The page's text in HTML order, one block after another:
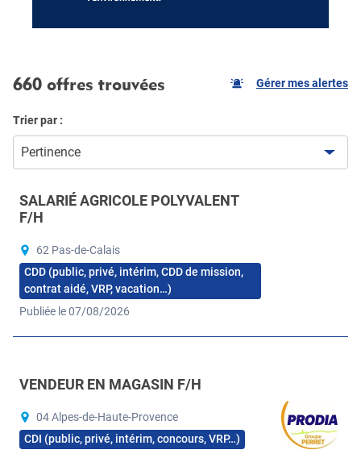
660 offres trouvées Gérer mes alertes
Trier par :
Pertinence
SALARIÉ AGRICOLE POLYVALENT
F/H
62 Pas-de-Calais
CDD (public, privé, intérim, CDD de mission,
contrat aidé, VRP, vacation…)
Publiée le 07/08/2026
VENDEUR EN MAGASIN F/H
04 Alpes-de-Haute-Provence
CDI (public, privé, intérim, concours, VRP…)